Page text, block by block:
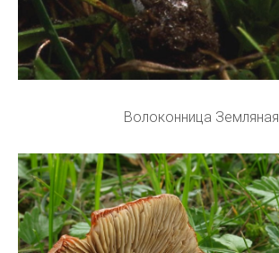
Волоконница Земляная